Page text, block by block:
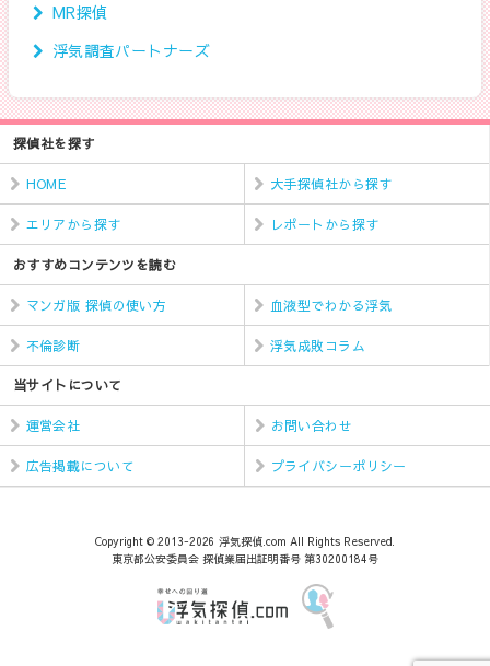
MR探偵
浮気調査パートナーズ
探偵社を探す
HOME 大手探偵社から探す
エリアから探す レポートから探す
おすすめコンテンツを読む
マンガ版 探偵の使い方 血液型でわかる浮気
不倫診断 浮気成敗コラム
当サイトについて
運営会社 お問い合わせ
広告掲載について プライバシーポリシー
Copyright © 2013-2026 浮気探偵.com All Rights Reserved.
東京都公安委員会 探偵業届出証明番号 第30200184号